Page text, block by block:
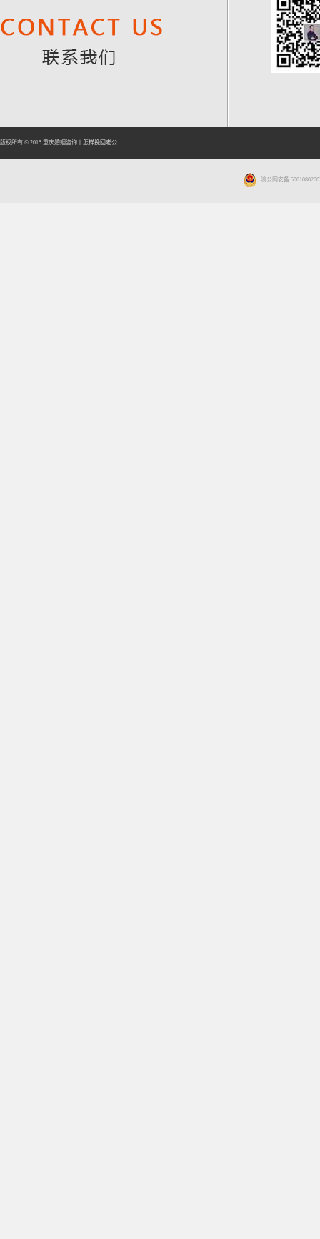
版权所有 © 2015 重庆婚姻咨询 怎样挽回老公
渝公网安备